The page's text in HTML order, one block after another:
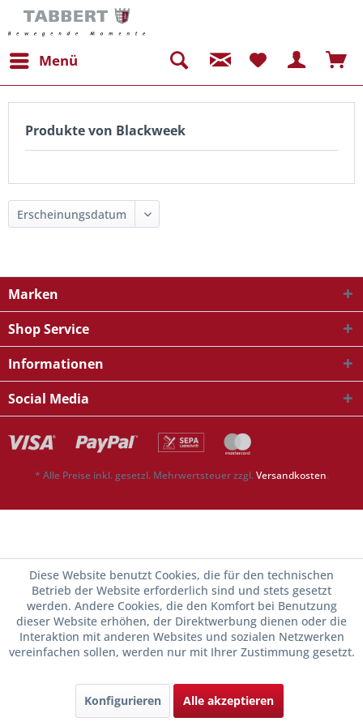
Menü
Produkte von Blackweek
Marken
Shop Service
Informationen
Social Media
* Alle Preise inkl. gesetzl. Mehrwertsteuer zzgl. Versandkosten.
Diese Website benutzt Cookies, die für den technischen
Betrieb der Website erforderlich sind und stets gesetzt
werden. Andere Cookies, die den Komfort bei Benutzung
dieser Website erhöhen, der Direktwerbung dienen oder die
Interaktion mit anderen Websites und sozialen Netzwerken
vereinfachen sollen, werden nur mit Ihrer Zustimmung gesetzt.
Konfigurieren Alle akzeptieren